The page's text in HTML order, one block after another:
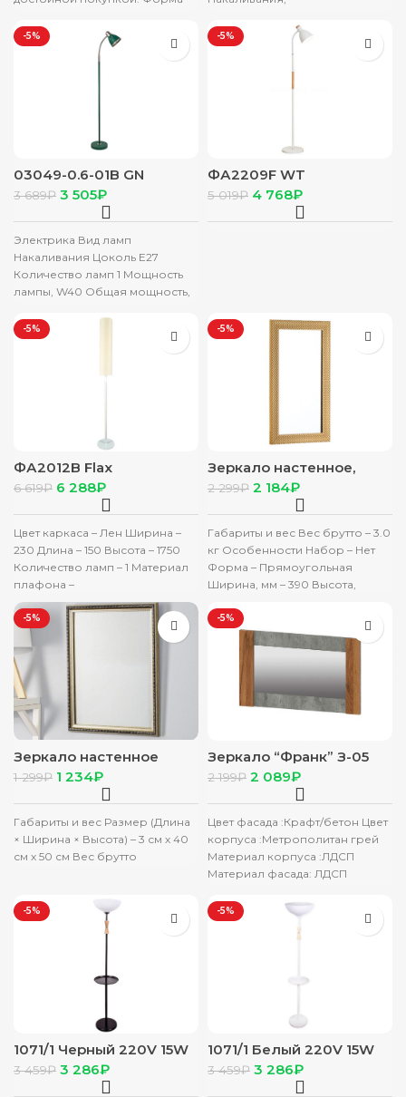
Форма рамы: прямоугольная
Количество ламп: 2 Цвет:
-5%
03049-0.6-01B GN
светильник напольный
3 689₽ 3 505₽
Электрика Вид ламп
Накаливания Цоколь E27
Количество ламп 1 Мощность
лампы, W40 Общая мощность,
одной рекомендованной
лампы
-5%
ФА2209F WT
светильник напольный
5 019₽ 4 768₽
-5%
ФА2012B Flax
светильник напольный
6 619₽ 6 288₽
Цвет каркаса – Лен Ширина –
230 Длина – 150 Высота – 1750
Количество ламп – 1 Материал
плафона –
-5%
Зеркало настенное,
прямоугольное золото
39x69x1,8см 7547986
2 299₽ 2 184₽
Габариты и вес Вес брутто – 3.0
кг Особенности Набор – Нет
Форма – Прямоугольная
Ширина, мм – 390 Высота,
-5%
Зеркало настенное
«Арабеска», серебро,
40×50 см, рама пластик,
30 мм 3393413
1 299₽ 1 234₽
Габариты и вес Размер (Длина
× Ширина × Высота) – 3 см х 40
см х 50 см Вес брутто
-5%
Зеркало “Франк” З-05
крафт/бетон
2 199₽ 2 089₽
Цвет фасада :Крафт/бетон Цвет
корпуса :Метрополитан грей
Материал корпуса :ЛДСП
Материал фасада: ЛДСП
600 Глубина,
-5%
1071/1 Черный 220V 15W
E27 Торшер
3 459₽ 3 286₽
-5%
1071/1 Белый 220V 15W
E27 Торшер
3 459₽ 3 286₽